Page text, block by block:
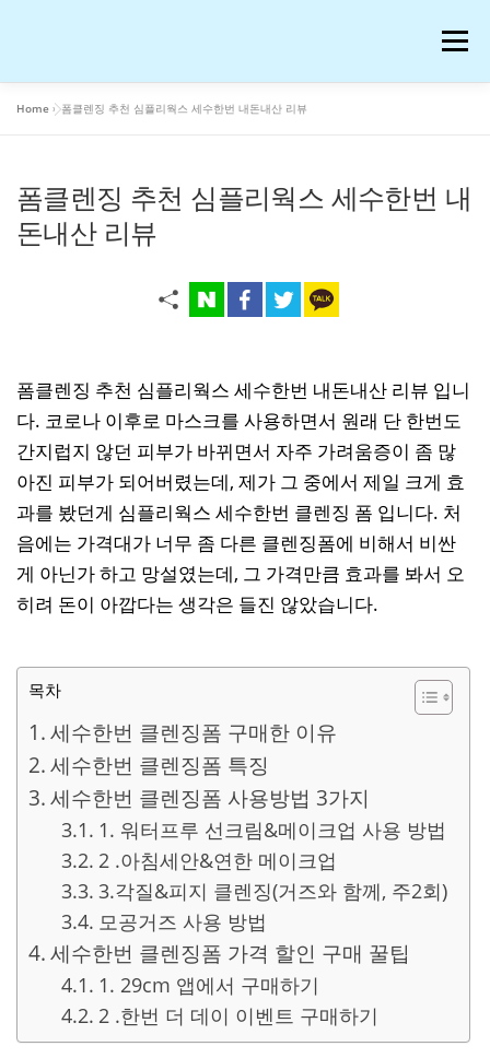
메뉴
AI 연구 워드프레스 일기 온라인 강의 후기
생활꿀팁 반려동물 화장품
프로그램 IT 저작권과 법
Home »폼클렌징 추천 심플리웍스 세수한번 내돈내산 리뷰
폼클렌징 추천 심플리웍스 세수한번 내
돈내산 리뷰
폼클렌징 추천 심플리웍스 세수한번 내돈내산 리뷰 입니
다. 코로나 이후로 마스크를 사용하면서 원래 단 한번도
간지럽지 않던 피부가 바뀌면서 자주 가려움증이 좀 많
아진 피부가 되어버렸는데, 제가 그 중에서 제일 크게 효
과를 봤던게 심플리웍스 세수한번 클렌징 폼 입니다. 처
음에는 가격대가 너무 좀 다른 클렌징폼에 비해서 비싼
게 아닌가 하고 망설였는데, 그 가격만큼 효과를 봐서 오
히려 돈이 아깝다는 생각은 들진 않았습니다.
목차
세수한번 클렌징폼 구매한 이유
세수한번 클렌징폼 특징
세수한번 클렌징폼 사용방법 3가지
1. 워터프루 선크림&메이크업 사용 방법
2 .아침세안&연한 메이크업
3.각질&피지 클렌징(거즈와 함께, 주2회)
모공거즈 사용 방법
세수한번 클렌징폼 가격 할인 구매 꿀팁
1. 29cm 앱에서 구매하기
2 .한번 더 데이 이벤트 구매하기